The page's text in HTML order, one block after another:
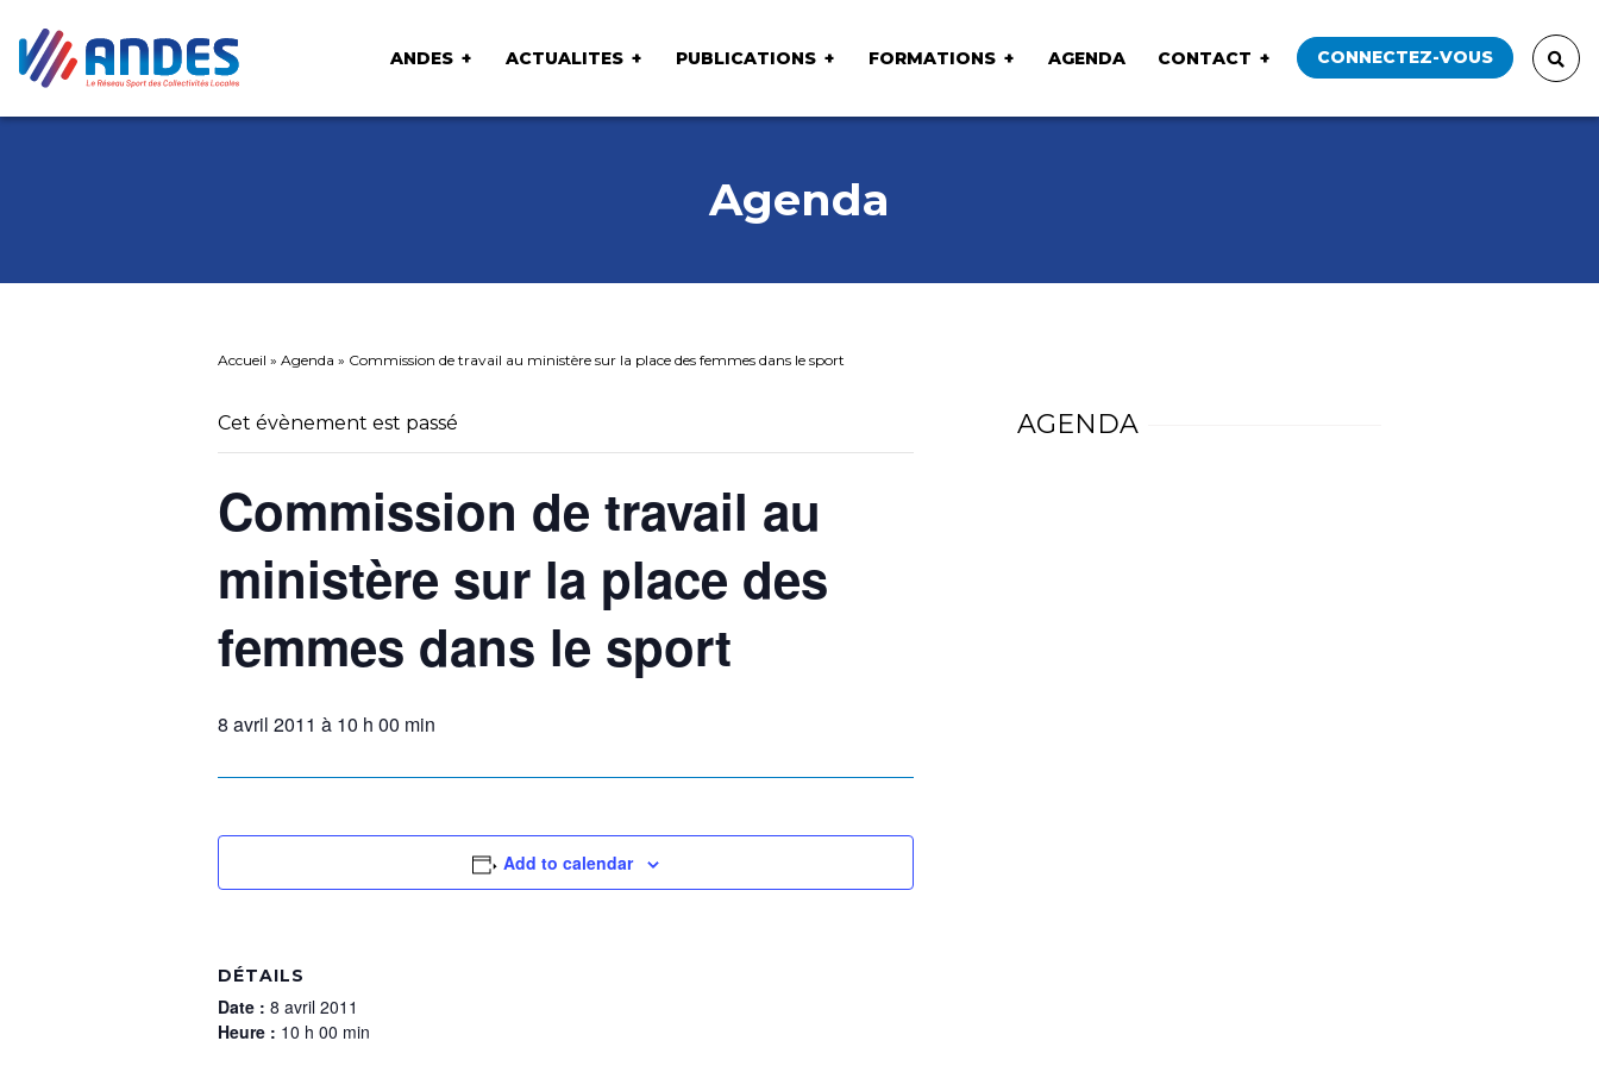
ANDES ACTUALITES PUBLICATIONS FORMATIONS AGENDA CONTACT CONNECTEZ-VOUS
Agenda
Accueil » Agenda » Commission de travail au ministère sur la place des femmes dans le sport
Cet évènement est passé
Commission de travail au
ministère sur la place des
femmes dans le sport
8 avril 2011 à 10 h 00 min
Add to calendar
DÉTAILS
Date : 8 avril 2011
Heure : 10 h 00 min
AGENDA